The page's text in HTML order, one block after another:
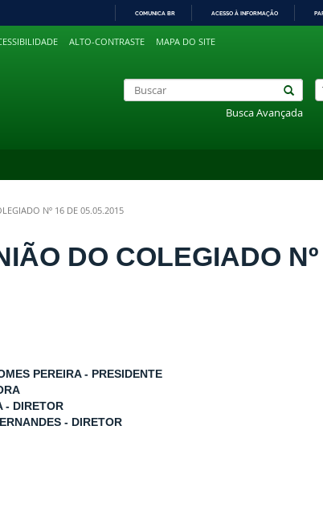
PARA
COMUNICA BR ACESSO À INFORMAÇÃO
ALTO-CONTRASTE MAPA DO SITE
Busca Avançada
Nº 16 DE 05.05.2015
DO COLEGIADO
PEREIRA - PRESIDENTE
- DIRETOR
- DIRETOR